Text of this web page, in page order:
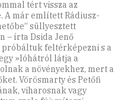
tért vissza az
A már említett Rádiusz-
süllyesztett
– írta Dsida Jenő
próbáltuk feltérképezni s a
»lóhátról látja a
a növényekhez, mert a
Vörösmarty és Petőfi
viharosnak vagy